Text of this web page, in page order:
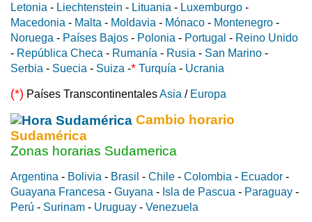
Letonia - Liechtenstein - Lituania - Luxemburgo -
Macedonia - Malta - Moldavia - Mónaco - Montenegro -
Noruega - Países Bajos - Polonia - Portugal - Reino Unido
- República Checa - Rumanía - Rusia - San Marino -
Serbia - Suecia - Suiza -* Turquía - Ucrania
(*) Países TranscontinentalesAsia / Europa
Cambio horario
Sudamérica
Zonas horarias Sudamerica
Argentina - Bolivia - Brasil - Chile - Colombia - Ecuador -
Guayana Francesa - Guyana - Isla de Pascua - Paraguay -
Perú - Surinam - Uruguay - Venezuela